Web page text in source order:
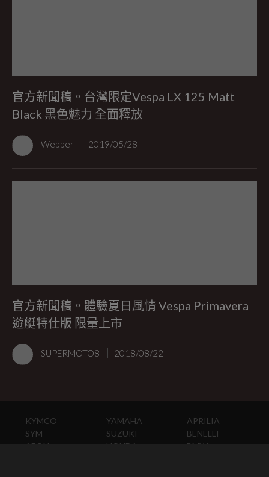
官方新聞稿。台灣限定Vespa LX 125 Matt
Black 黑色魅力 全面釋放
Webber 2019/05/28
官方新聞稿。體驗夏日風情 Vespa Primavera
遊艇特仕版 限量上市
SUPERMOTO8 2018/08/22
KYMCO
SYM
AEON
YAMAHA
SUZUKI
HONDA
APRILIA
BENELLI
BMW